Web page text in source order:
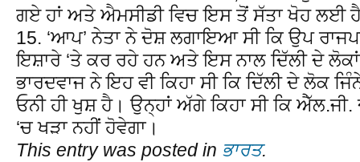
ਗਏ ਹਾਂ ਅਤੇ ਐਮਸੀਡੀ ਵਿਚ ਇਸ ਤੋਂ ਸੱਤਾ ਖੋਹ ਲਈ
15. ‘ਆਪ’ ਨੇਤਾ ਨੇ ਦੋਸ਼ ਲਗਾਇਆ ਸੀ ਕਿ ਉਪ
ਇਸ਼ਾਰੇ ‘ਤੇ ਕਰ ਰਹੇ ਹਨ ਅਤੇ ਇਸ ਨਾਲ ਦਿੱਲੀ ਦੇ
ਭਾਰਦਵਾਜ ਨੇ ਇਹ ਵੀ ਕਿਹਾ ਸੀ ਕਿ ਦਿੱਲੀ ਦੇ ਲੋਕ
ਓਨੀ ਹੀ ਖੁਸ਼ ਹੈ। ਉਨ੍ਹਾਂ ਅੱਗੇ ਕਿਹਾ ਸੀ ਕਿ
‘ਚ ਖੜਾ ਨਹੀਂ ਹੋਵੇਗਾ।
This entry was posted in ਭਾਰਤ.